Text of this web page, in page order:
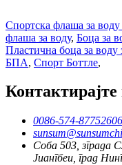
Спортска флаша за
флаша за воду, Боца за
Пластична боца за воду
БПА, Спорт Боттле,
Контактирајте
0086-574-87752606
Соба 503, зграда
Јиангбеи, град